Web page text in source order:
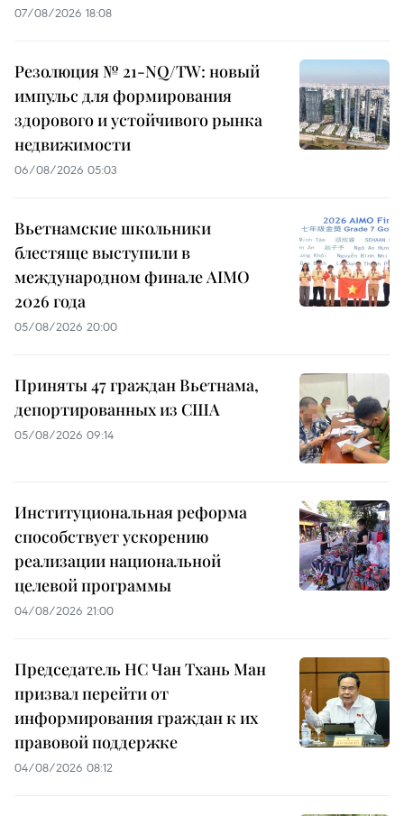
07/08/2026 18:08
Резолюция № 21-NQ/TW: новый
импульс для формирования
здорового и устойчивого рынка
недвижимости
06/08/2026 05:03
Вьетнамские школьники
блестяще выступили в
международном финале AIMO
2026 года
05/08/2026 20:00
Приняты 47 граждан Вьетнама,
депортированных из США
05/08/2026 09:14
Институциональная реформа
способствует ускорению
реализации национальной
целевой программы
04/08/2026 21:00
Председатель НС Чан Тхань Ман
призвал перейти от
информирования граждан к их
правовой поддержке
04/08/2026 08:12